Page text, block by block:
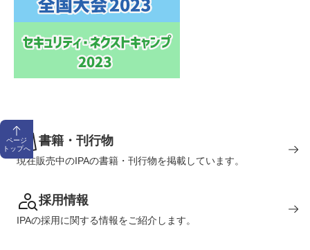
ページ
トップへ
書籍・刊行物
現在販売中のIPAの書籍・刊行物を掲載しています。
採用情報
IPAの採用に関する情報をご紹介します。